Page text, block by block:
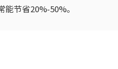
节省20%-50%。